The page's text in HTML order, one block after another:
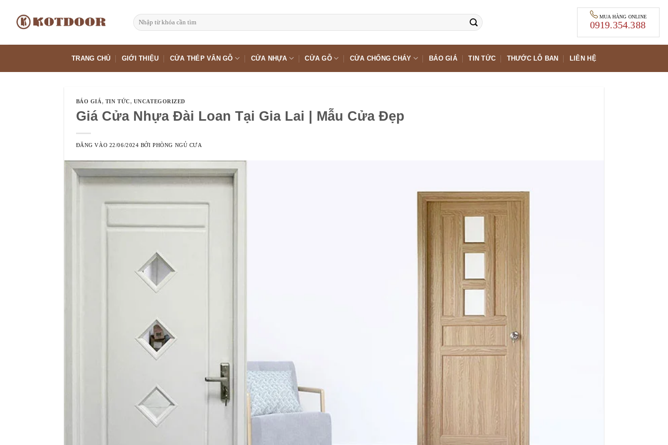
dung
Tìm
kiếm:
MUA HÀNG ONLINE
0919.354.388
TRANG CHỦ GIỚI THIỆU CỬA THÉP VÂN GỖ CỬA NHỰA CỬA GỖ CỬA CHỐNG CHÁY BÁO GIÁ TIN TỨC THƯỚC LỖ BAN LIÊN HỆ
BÁO GIÁ, TIN TỨC, UNCATEGORIZED
Giá Cửa Nhựa Đài Loan Tại Gia Lai | Mẫu Cửa Đẹp
ĐĂNG VÀO 22/06/2024 BỞIPHÒNG NGỦ CƯA